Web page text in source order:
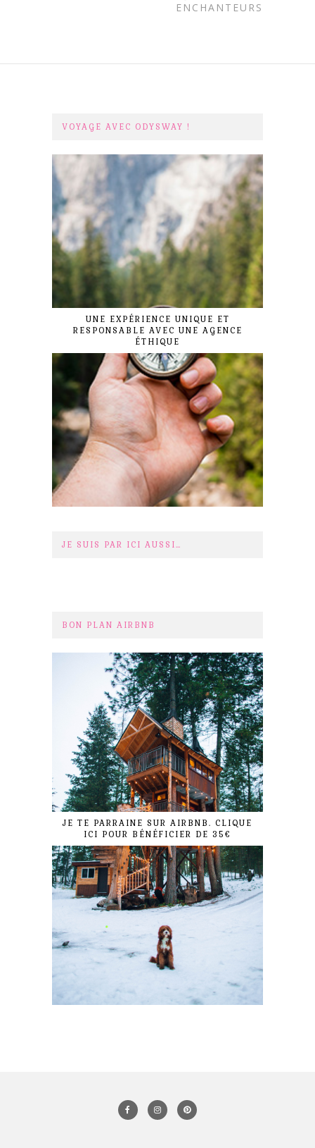
ENCHANTEURS
VOYAGE AVEC ODYSWAY !
UNE EXPÉRIENCE UNIQUE ET
RESPONSABLE AVEC UNE AGENCE
ÉTHIQUE
JE SUIS PAR ICI AUSSI…
BON PLAN AIRBNB
JE TE PARRAINE SUR AIRBNB. CLIQUE
ICI POUR BÉNÉFICIER DE 35€